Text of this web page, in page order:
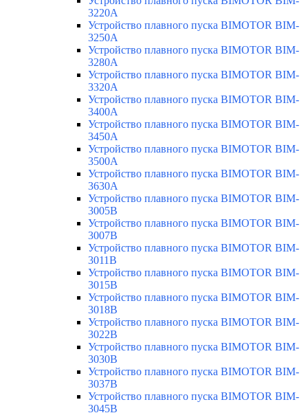
3220A
Устройство плавного пуска BIMOTOR BIM-
3250A
Устройство плавного пуска BIMOTOR BIM-
3280A
Устройство плавного пуска BIMOTOR BIM-
3320A
Устройство плавного пуска BIMOTOR BIM-
3400A
Устройство плавного пуска BIMOTOR BIM-
3450A
Устройство плавного пуска BIMOTOR BIM-
3500A
Устройство плавного пуска BIMOTOR BIM-
3630A
Устройство плавного пуска BIMOTOR BIM-
3005B
Устройство плавного пуска BIMOTOR BIM-
3007B
Устройство плавного пуска BIMOTOR BIM-
3011B
Устройство плавного пуска BIMOTOR BIM-
3015B
Устройство плавного пуска BIMOTOR BIM-
3018B
Устройство плавного пуска BIMOTOR BIM-
3022B
Устройство плавного пуска BIMOTOR BIM-
3030B
Устройство плавного пуска BIMOTOR BIM-
3037B
Устройство плавного пуска BIMOTOR BIM-
3045B